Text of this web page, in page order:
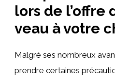
lors de l’offre
veau à votre
Malgré ses nombreux
prendre certaines